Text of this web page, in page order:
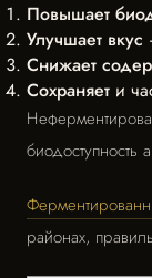
Повышает
Улучшает вкус
Снижает
Сохраняет и
биодоступность
районах,